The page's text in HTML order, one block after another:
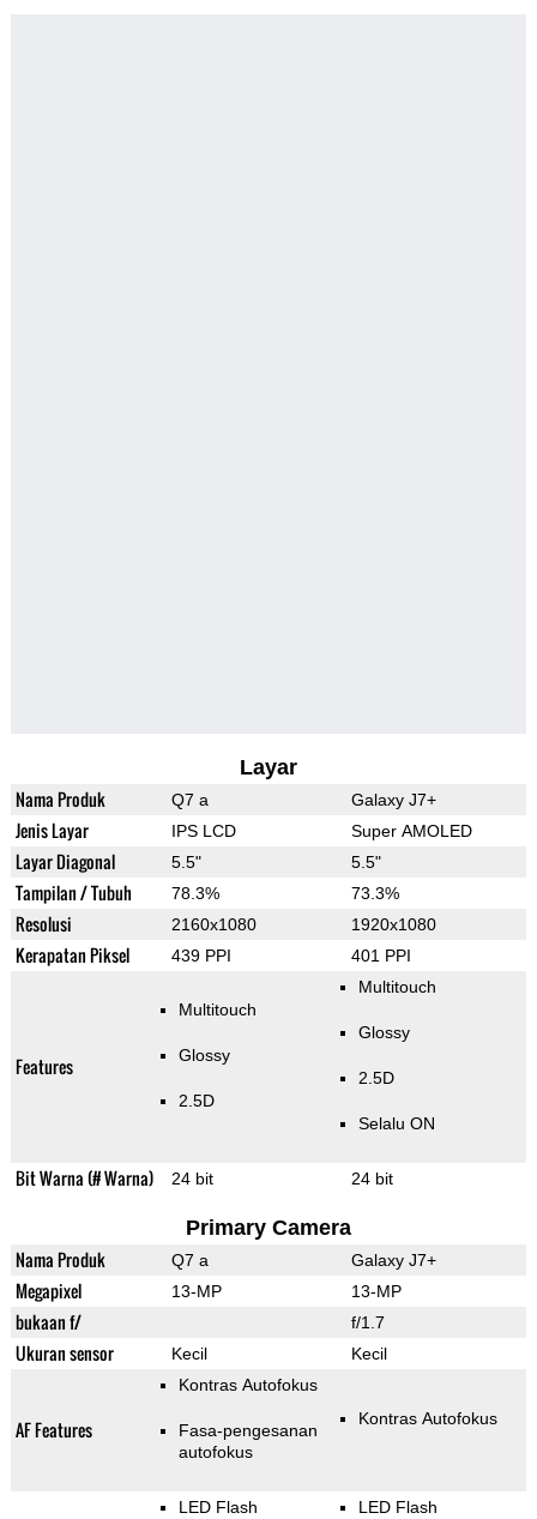
Layar
Nama Produk Q7 a Galaxy J7+
Jenis Layar IPS LCD Super AMOLED
Layar Diagonal 5.5" 5.5"
Tampilan / Tubuh 78.3% 73.3%
Resolusi 2160x1080 1920x1080
Kerapatan Piksel 439 PPI 401 PPI
Features
Multitouch
Glossy
2.5D
Multitouch
Glossy
2.5D
Selalu ON
Bit Warna (# Warna) 24 bit 24 bit
Primary Camera
Nama Produk Q7 a Galaxy J7+
Megapixel 13-MP 13-MP
bukaan f/ f/1.7
Ukuran sensor Kecil Kecil
AF Features
Kontras Autofokus
Fasa-pengesanan
autofokus
Kontras Autofokus
LED Flash LED Flash